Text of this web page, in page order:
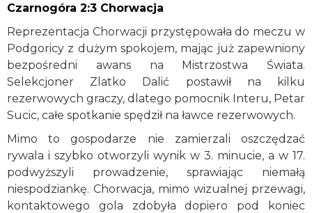
Czarnogóra 2:3 Chorwacja
Reprezentacja Chorwacji przystępowała do meczu w
Podgoricy z dużym spokojem, mając już zapewniony
bezpośredni awans na Mistrzostwa Świata.
Selekcjoner Zlatko Dalić postawił na kilku
rezerwowych graczy, dlatego pomocnik Interu, Petar
Sucic, całe spotkanie spędził na ławce rezerwowych.
Mimo to gospodarze nie zamierzali oszczędzać
rywala i szybko otworzyli wynik w 3. minucie, a w 17.
podwyższyli prowadzenie, sprawiając niemałą
niespodziankę. Chorwacja, mimo wizualnej przewagi,
kontaktowego gola zdobyła dopiero pod koniec